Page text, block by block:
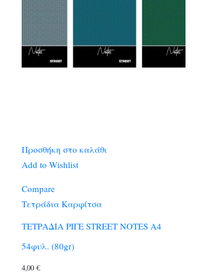
Προσθήκη στο καλάθι
Add to Wishlist
Compare
Τετράδια Καρφίτσα
ΤΕΤΡΑΔΙΑ ΡΙΓΕ STREET NOTES A4
54φυλ. (80gr)
4,00 €